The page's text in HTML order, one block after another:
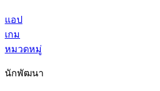
แอป
เกม
หมวดหมู่
นักพัฒนา